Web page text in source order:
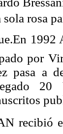
sola rosa
por
pasa a
20
recibió